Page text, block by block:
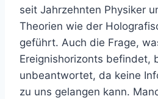
seit Jahrzehnten Physiker
Theorien wie der
geführt. Auch die Frage,
Ereignishorizonts befindet,
unbeantwortet, da keine
zu uns gelangen kann.